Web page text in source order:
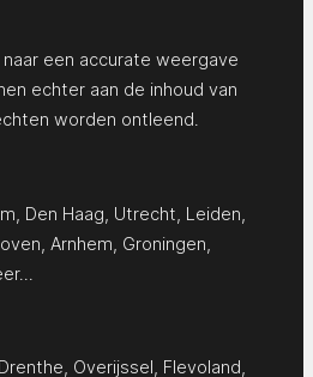
een accurate weergave
echter aan de inhoud van
worden ontleend.
Den Haag Utrecht Leiden
Arnhem Groningen
Drenthe, Overijssel, Flevoland,